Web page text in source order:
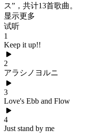
ス”，共计13首歌曲。
显示更多
试听
1
Keep it up!!
2
アラシノヨルニ
3
Love's Ebb and Flow
4
Just stand by me